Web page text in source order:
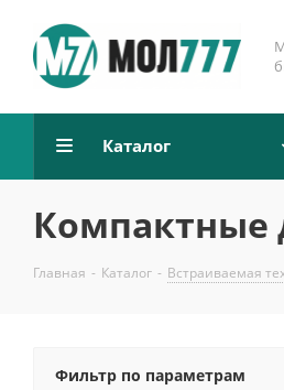
Каталог
Главная - Каталог - Встраиваемая
Фильтр по параметрам